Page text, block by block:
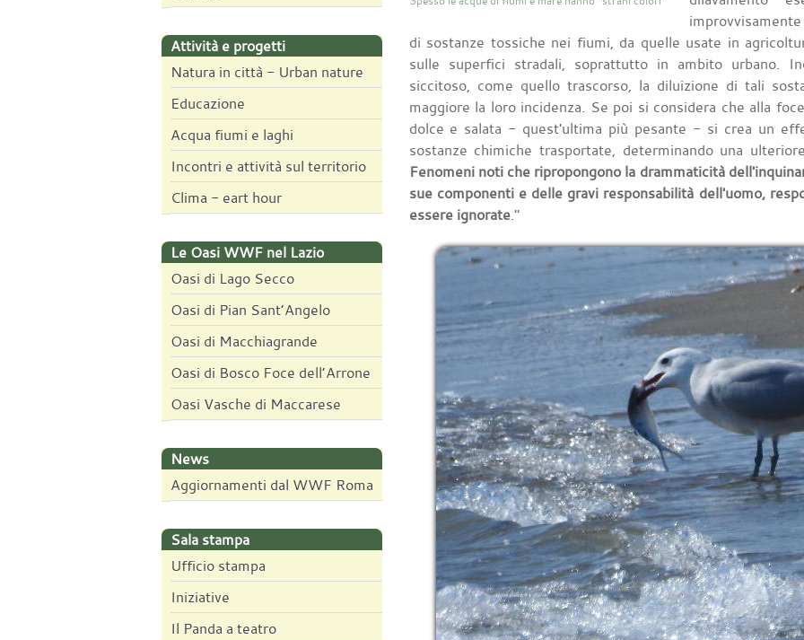
Attività e progetti
Natura in città - Urban nature
Educazione
Acqua fiumi e laghi
Incontri e attività sul territorio
Clima - eart hour
Le Oasi WWF nel Lazio
Oasi di Lago Secco
Oasi di Pian Sant’Angelo
Oasi di Macchiagrande
Oasi di Bosco Foce dell’Arrone
Oasi Vasche di Maccarese
News
Aggiornamenti dal WWF Roma
Sala stampa
Ufficio stampa
Iniziative
Il Panda a teatro
di sostanze tossiche nei fiumi, da quelle usate in
sulle superfici stradali, soprattutto in ambito urbano.
siccitoso, come quello trascorso, la diluizione di tali
maggiore la loro incidenza. Se poi si considera che alla
dolce e salata - quest'ultima più pesante - si crea un
sostanze chimiche trasportate, determinando una
Fenomeni noti che ripropongono la drammaticità
sue componenti e delle gravi responsabilità dell'uomo,
essere ignorate."